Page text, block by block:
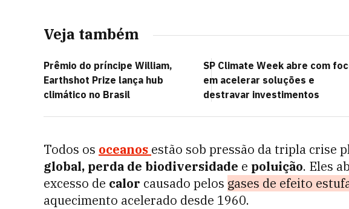
Veja também
Prêmio do príncipe William,
Earthshot Prize lança hub
climático no Brasil
SP Climate Week abre com
em acelerar soluções e
destravar investimentos
Todos os oceanos estão sob pressão da tripla crise
global, perda de biodiversidade e poluição. Eles
excesso de calor causado pelos gases de efeito
aquecimento acelerado desde 1960.